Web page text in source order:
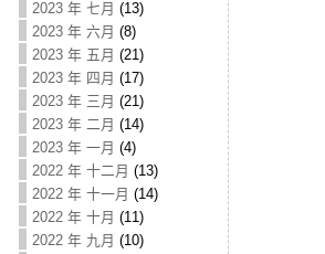
2023 年 七月 (13)
2023 年 六月 (8)
2023 年 五月 (21)
2023 年 四月 (17)
2023 年 三月 (21)
2023 年 二月 (14)
2023 年 一月 (4)
2022 年 十二月 (13)
2022 年 十一月 (14)
2022 年 十月 (11)
2022 年 九月 (10)